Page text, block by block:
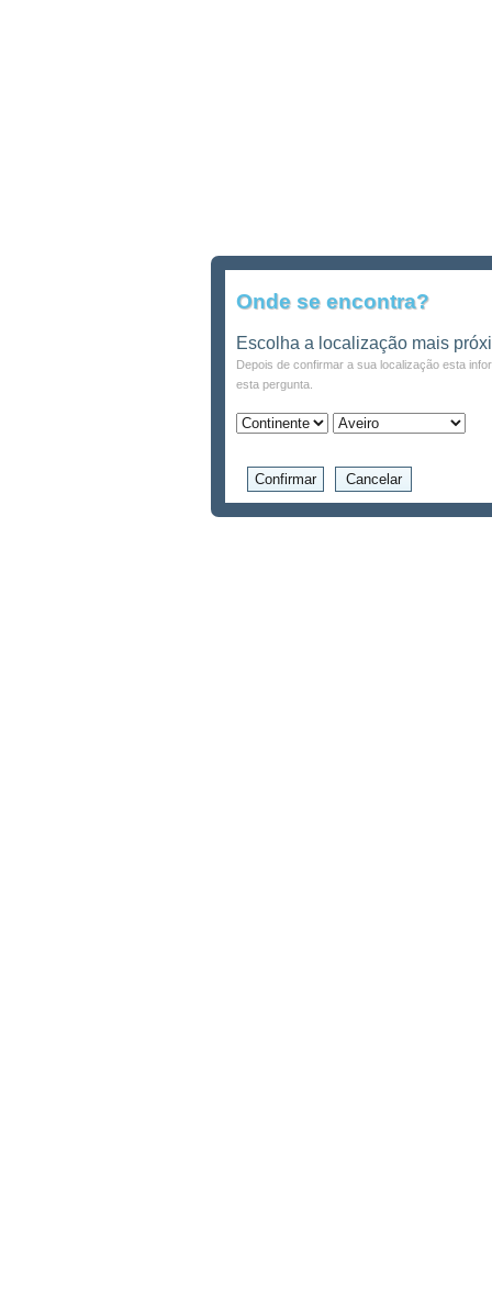
Onde se encontra?
Escolha a localização mais
Depois de confirmar a sua localização esta
esta pergunta.